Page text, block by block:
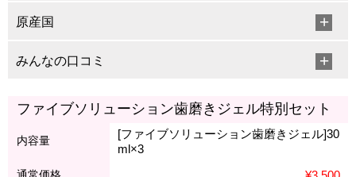
原産国
みんなの口コミ
ファイブソリューション歯磨きジェル特別セット
内容量
[ファイブソリューション歯磨きジェル]30
ml×3